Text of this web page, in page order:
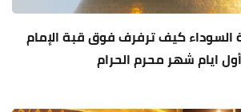
السوداء كيف ترفرف فوق قبة الإمام
ايام شهر محرم الحرام